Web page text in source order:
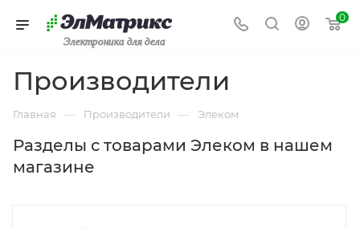
Электроника для дела
0
Производители
Главная — Производители — Элеком
Разделы с товарами Элеком в нашем
магазине